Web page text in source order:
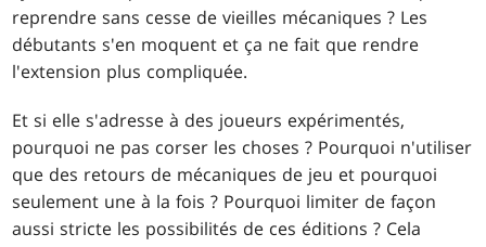
reprendre sans cesse de vieilles mécaniques ? Les
débutants s'en moquent et ça ne fait que rendre
l'extension plus compliquée.
Et si elle s'adresse à des joueurs expérimentés,
pourquoi ne pas corser les choses ? Pourquoi n'utiliser
que des retours de mécaniques de jeu et pourquoi
seulement une à la fois ? Pourquoi limiter de façon
aussi stricte les possibilités de ces éditions ? Cela